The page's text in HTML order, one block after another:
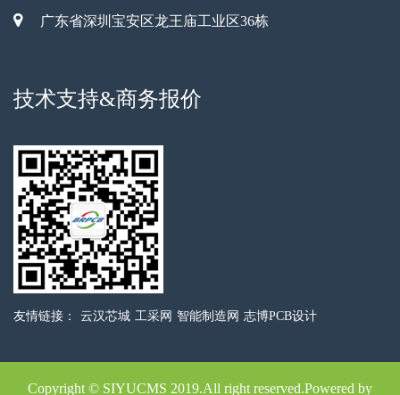
广东省深圳宝安区龙王庙工业区36栋
技术支持&商务报价
友情链接： 云汉芯城 工采网 智能制造网 志博PCB设计
Copyright © SIYUCMS 2019.All right reserved.Powered by